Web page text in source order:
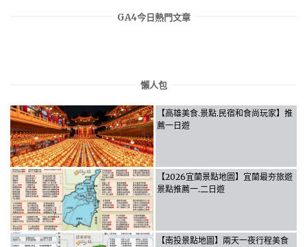
GA4今日熱門文章
懶人包
【高雄美食.景點.民宿和食尚玩家】推
薦一日遊
【2026宜蘭景點地圖】宜蘭最夯旅遊
景點推薦一.二日遊
【南投景點地圖】兩天一夜行程美食